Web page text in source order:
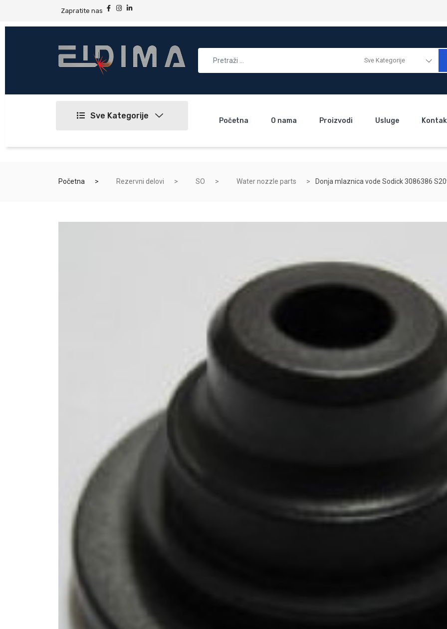
Zapratite nas
Sve Kategorije
Sve Kategorije
Početna O nama Proizvodi Usluge
Početna Rezervni delovi SO Water nozzle parts Donja mlaznica vode Sodick 3086386